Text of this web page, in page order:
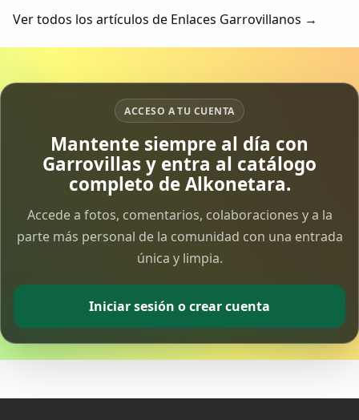
Ver todos los artículos de Enlaces Garrovillanos →
ACCESO A TU CUENTA
Mantente siempre al día con
Garrovillas y entra al catálogo
completo de Alkonetara.
Accede a fotos, comentarios, colaboraciones y a la
parte más personal de la comunidad con una entrada
única y limpia.
Iniciar sesión o crear cuenta